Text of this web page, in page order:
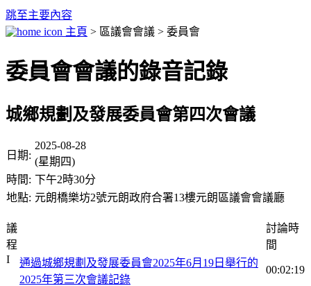
跳至主要內容
主頁 > 區議會會議 > 委員會
委員會會議的錄音記錄
城鄉規劃及發展委員會第四次會議
日期:
2025-08-28
(星期四)
時間: 下午2時30分
地點: 元朗橋樂坊2號元朗政府合署13樓元朗區議會會議廳
議
程
討論時
間
I
通過城鄉規劃及發展委員會2025年6月19日舉行的
2025年第三次會議記錄
00:02:19